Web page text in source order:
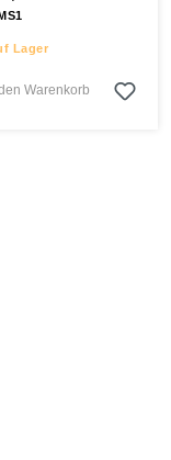
Lager
Warenkorb